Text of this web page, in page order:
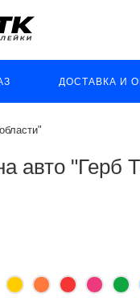
ДОСТАВКА И
авто "Герб